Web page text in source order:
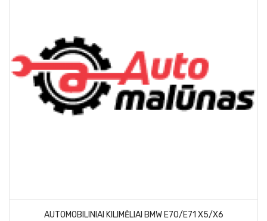
AUTOMOBILINIAI KILIMĖLIAI BMW E70/E71 X5/X6